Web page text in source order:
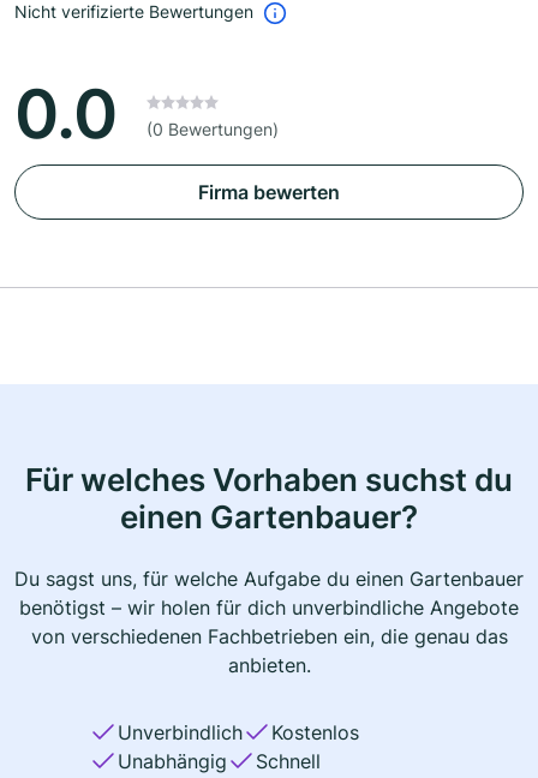
Nicht verifizierte Bewertungen
0.0 (0 Bewertungen)
Firma bewerten
Für welches Vorhaben suchst du
einen Gartenbauer?
Du sagst uns, für welche Aufgabe du einen Gartenbauer
benötigst – wir holen für dich unverbindliche Angebote
von verschiedenen Fachbetrieben ein, die genau das
anbieten.
Unverbindlich
Kostenlos
Unabhängig
Schnell